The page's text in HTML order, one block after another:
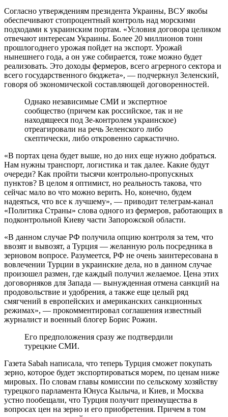
Согласно утверждениям президента Украины, ВСУ якобы
обеспечивают стопроцентный контроль над морскими
подходами к украинским портам. «Условия договора целиком
отвечают интересам Украины. Более 20 миллионов тонн
прошлогоднего урожая пойдет на экспорт. Урожай
нынешнего года, а он уже собирается, тоже можно будет
реализовать. Это доходы фермеров, всего агрерного сектора и
всего государственного бюджета», — подчеркнул Зеленский,
говоря об экономической составляющей договоренностей.
Однако независимые СМИ и экспертное
сообщество (причем как российское, так и не
находящееся под Зе-контролем украинское)
отреагировали на речь Зеленского либо
скептически, либо откровенно саркастично.
«В портах цена будет выше, но до них еще нужно добраться.
Нам нужны транспорт, логистика и так далее. Какие будут
очереди? Как пройти тысячи контрольно-пропускных
пунктов? В целом я оптимист, но реальность такова, что
сейчас мало во что можно верить. Но, конечно, будем
надеяться, что все к лучшему», — приводит телеграм-канал
«Политика Страны» слова одного из фермеров, работающих в
подконтрольной Киеву части Запорожской области.
«В данном случае РФ получила опцию контроля за тем, что
ввозят и вывозят, а Турция — желанную роль посредника в
зерновом вопросе. Разумеется, РФ не очень заинтересована в
вовлечении Турции в украинские дела, но в данном случае
произошел размен, где каждый получил желаемое. Цена этих
договорняков для Запада — вынужденная отмена санкций на
продовольствие и удобрения, а также еще целый ряд
смягчений в европейских и американских санкционных
режимах», — прокомментировал соглашения известный
журналист и военный блогер Борис Рожин.
Его предположения сразу же подтвердили
турецкие СМИ.
Газета Sabah написала, что теперь Турция сможет покупать
зерно, которое будет экспортироваться морем, по ценам ниже
мировых. По словам главы комиссии по сельскому хозяйству
турецкого парламента Юнуса Кылыча, и Киев, и Москва
устно пообещали, что Турция получит преимущества в
вопросах цен на зерно и его приобретения. Причем в том